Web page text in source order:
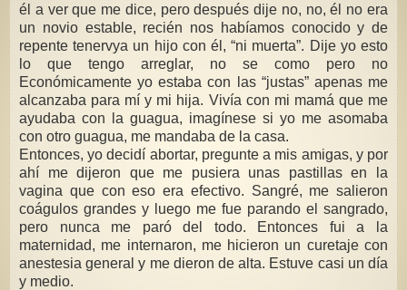
él a ver que me dice, pero después dije no, no, él no era
un novio estable, recién nos habíamos conocido y de
repente tenervya un hijo con él, “ni muerta”. Dije yo esto
lo que tengo arreglar, no se como pero no
Económicamente yo estaba con las “justas” apenas me
alcanzaba para mí y mi hija. Vivía con mi mamá que me
ayudaba con la guagua, imagínese si yo me asomaba
con otro guagua, me mandaba de la casa.
Entonces, yo decidí abortar, pregunte a mis amigas, y por
ahí me dijeron que me pusiera unas pastillas en la
vagina que con eso era efectivo. Sangré, me salieron
coágulos grandes y luego me fue parando el sangrado,
pero nunca me paró del todo. Entonces fui a la
maternidad, me internaron, me hicieron un curetaje con
anestesia general y me dieron de alta. Estuve casi un día
y medio.